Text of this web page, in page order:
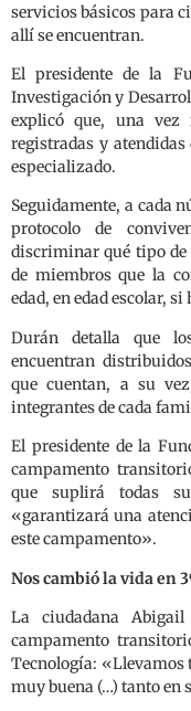
servicios básicos para
allí se encuentran.
El presidente de la
Investigación y
explicó que, una vez
registradas y
especializado.
Seguidamente, a cada
protocolo de
discriminar qué tipo de
de miembros que la
edad, en edad escolar,
Durán detalla que
encuentran
que cuentan, a su
integrantes de cada
El presidente de la
campamento
que suplirá todas
«garantizará una
este campamento».
Nos cambió la vida en
La ciudadana
campamento
Tecnología: «Llevamos
muy buena (…) tanto en